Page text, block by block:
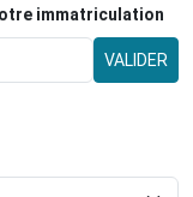
immatriculation
VALIDER